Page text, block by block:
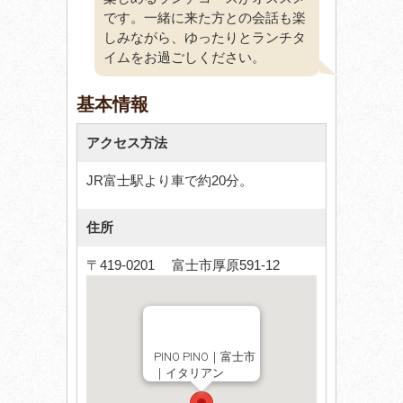
です。一緒に来た方との会話も楽
しみながら、ゆったりとランチタ
イムをお過ごしください。
基本情報
アクセス方法
JR富士駅より車で約20分。
住所
〒419-0201 富士市厚原591-12
PINO PINO｜富士市
｜イタリアン